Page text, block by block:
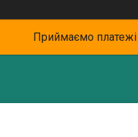
Приймаємо